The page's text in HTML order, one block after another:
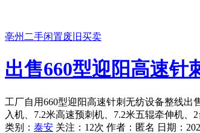
亳州二手闲置废旧买卖
出售660型迎阳高速针
工厂自用660型迎阳高速针刺无纺设备整线出
入机、7.2米高速预刺机、7.2米五辊牵伸机
类别： 泰安 关注：12次 作者： 匿名 日期：